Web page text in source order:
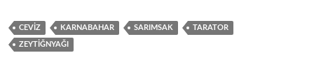
CEVIZ KARNABAHAR SARIMSAK TARATOR
ZEYTIĞNYAĞI